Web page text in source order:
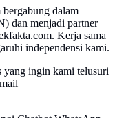
dalam
dan menjadi partner
Kerja sama
independensi kami.
yang ingin kami telusuri